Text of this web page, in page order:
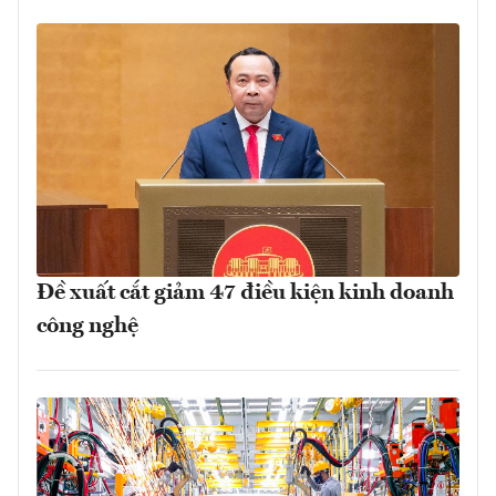
Đề xuất cắt giảm 47 điều kiện kinh doanh
công nghệ